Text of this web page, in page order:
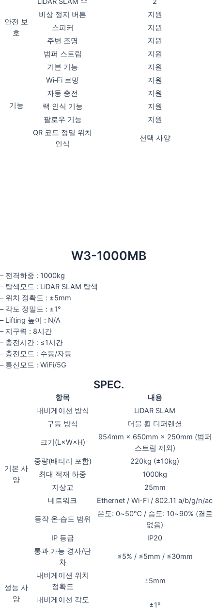
안전 보
호
비상 정지 버튼
지원
스피커
지원
주변 조명
지원
범퍼 스트립
지원
기능
기본 기능
지원
Wi‑Fi 로밍
지원
자동 충전
지원
랙 인식 기능
지원
팔로우 기능
지원
QR 코드 정밀 위치
인식
선택 사양
W3-1000MB
– 전격하중 : 1000kg
– 탐색모드 : LiDAR SLAM 탐색
– 위치 정확도 : ±5mm
– 각도 정밀도 : ±1°
– Lifting 높이 : N/A
– 지구력 : 8시간
– 충전시간 : ≤1시간
– 충전모드 : 수동/자동
– 통신모드 : WiFi/5G
SPEC.
항목 내용
기본 사
양
내비게이션 방식
LiDAR SLAM
구동 방식
더블 휠 디퍼렌셜
크기(L×W×H)
954mm × 650mm × 250mm (범퍼
스트립 제외)
중량(배터리 포함)
220kg (±10kg)
최대 적재 하중
1000kg
지상고
25mm
네트워크
Ethernet / Wi-Fi / 802.11 a/b/g/n/ac
동작 온·습도 범위
온도: 0~50℃ / 습도: 10~90% (결로
없음)
IP 등급
IP20
성능 사
양
통과 가능 경사/단
차
≤5% / ≤5mm / ≤30mm
내비게이션 위치
정확도
±5mm
내비게이션 각도
±1°